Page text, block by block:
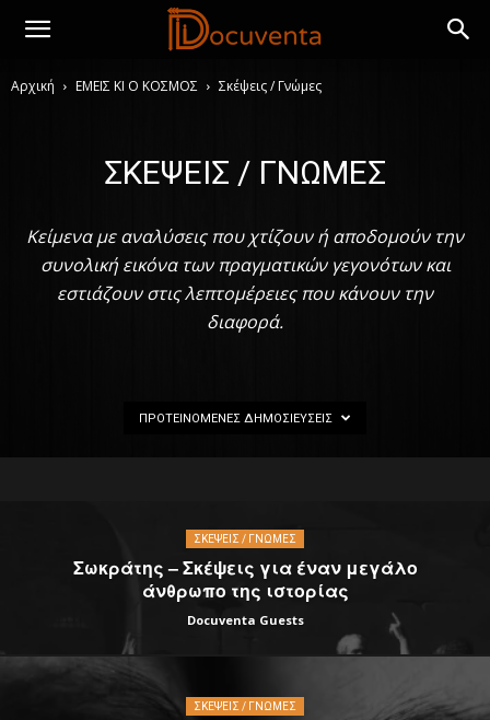
Αρχική ΕΜΕΙΣ ΚΙ Ο ΚΟΣΜΟΣ Σκέψεις / Γνώμες
ΣΚΈΨΕΙΣ / ΓΝΏΜΕΣ
Κείμενα με αναλύσεις που χτίζουν ή αποδομούν την
συνολική εικόνα των πραγματικών γεγονότων και
εστιάζουν στις λεπτομέρειες που κάνουν την
διαφορά.
ΠΡΟΤΕΙΝΌΜΕΝΕΣ ΔΗΜΟΣΙΕΎΣΕΙΣ
ΣΚΈΨΕΙΣ / ΓΝΏΜΕΣ
Σωκράτης – Σκέψεις για έναν μεγάλο
άνθρωπο της ιστορίας
Docuventa Guests
ΣΚΈΨΕΙΣ / ΓΝΏΜΕΣ